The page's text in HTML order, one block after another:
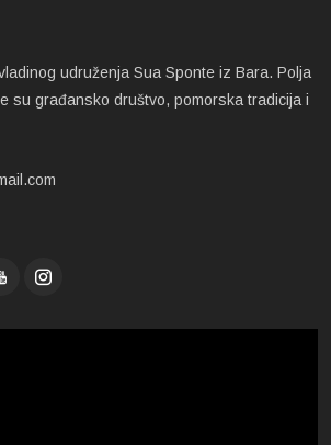
udruženja Sua Sponte iz Bara. Polja
su građansko društvo, pomorska tradicija i